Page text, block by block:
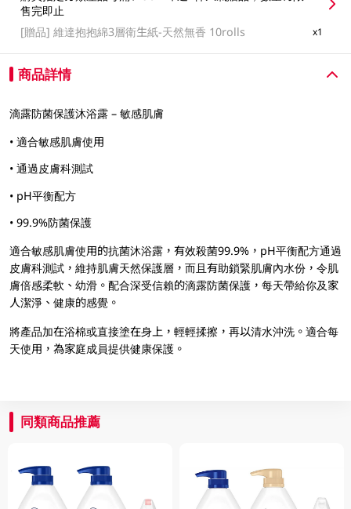
售完即止
[贈品]維達抱抱綿3層衛生紙-天然無香 10rolls x1
商品詳情
滴露防菌保護沐浴露 – 敏感肌膚
• 適合敏感肌膚使用
• 通過皮膚科測試
• pH平衡配方
• 99.9%防菌保護
適合敏感肌膚使用的抗菌沐浴露，有效殺菌99.9%，pH平衡配方通過
皮膚科測試，維持肌膚天然保護層，而且有助鎖緊肌膚內水份，令肌
膚倍感柔軟、幼滑。配合深受信賴的滴露防菌保護，每天帶給你及家
人潔淨、健康的感覺。
將產品加在浴棉或直接塗在身上，輕輕揉擦，再以清水沖洗。適合每
天使用，為家庭成員提供健康保護。
同類商品推薦